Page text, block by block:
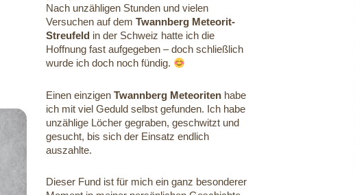
Nach unzähligen Stunden und vielen
Versuchen auf demTwannberg Meteorit-
Streufeld in der Schweiz hatte ich die
Hoffnung fast aufgegeben – doch schließlich
wurde ich doch noch fündig.
Einen einzigenTwannberg Meteoriten habe
ich mit viel Geduld selbst gefunden. Ich habe
unzählige Löcher gegraben, geschwitzt und
gesucht, bis sich der Einsatz endlich
auszahlte.
Dieser Fund ist für mich ein ganz besonderer